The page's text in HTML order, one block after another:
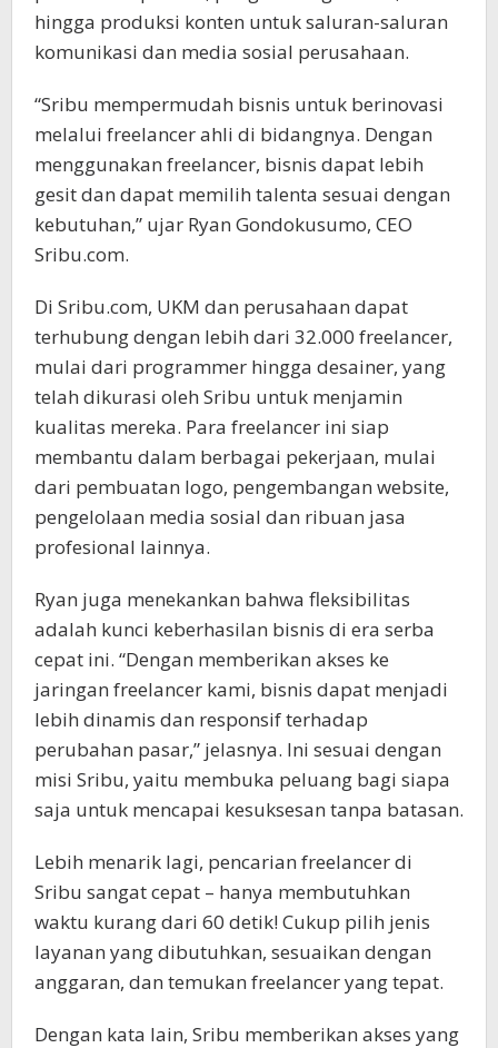
hingga produksi konten untuk saluran-saluran
komunikasi dan media sosial perusahaan.
“Sribu mempermudah bisnis untuk berinovasi
melalui freelancer ahli di bidangnya. Dengan
menggunakan freelancer, bisnis dapat lebih
gesit dan dapat memilih talenta sesuai dengan
kebutuhan,” ujar Ryan Gondokusumo, CEO
Sribu.com.
Di Sribu.com, UKM dan perusahaan dapat
terhubung dengan lebih dari 32.000 freelancer,
mulai dari programmer hingga desainer, yang
telah dikurasi oleh Sribu untuk menjamin
kualitas mereka. Para freelancer ini siap
membantu dalam berbagai pekerjaan, mulai
dari pembuatan logo, pengembangan website,
pengelolaan media sosial dan ribuan jasa
profesional lainnya.
Ryan juga menekankan bahwa fleksibilitas
adalah kunci keberhasilan bisnis di era serba
cepat ini. “Dengan memberikan akses ke
jaringan freelancer kami, bisnis dapat menjadi
lebih dinamis dan responsif terhadap
perubahan pasar,” jelasnya. Ini sesuai dengan
misi Sribu, yaitu membuka peluang bagi siapa
saja untuk mencapai kesuksesan tanpa batasan.
Lebih menarik lagi, pencarian freelancer di
Sribu sangat cepat – hanya membutuhkan
waktu kurang dari 60 detik! Cukup pilih jenis
layanan yang dibutuhkan, sesuaikan dengan
anggaran, dan temukan freelancer yang tepat.
Dengan kata lain, Sribu memberikan akses yang